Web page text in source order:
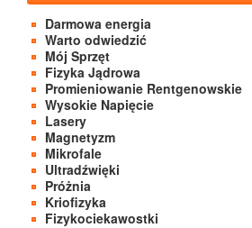
Darmowa energia
Warto odwiedzić
Mój Sprzęt
Fizyka Jądrowa
Promieniowanie Rentgenowskie
Wysokie Napięcie
Lasery
Magnetyzm
Mikrofale
Ultradźwięki
Próżnia
Kriofizyka
Fizykociekawostki